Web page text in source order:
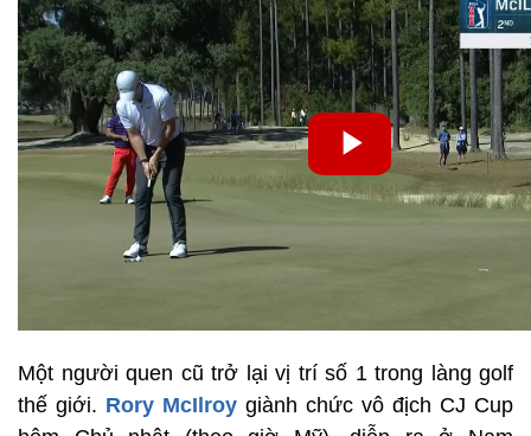
Một người quen cũ trở lại vị trí số 1 trong làng golf
thế giới. Rory McIlroy giành chức vô địch CJ Cup